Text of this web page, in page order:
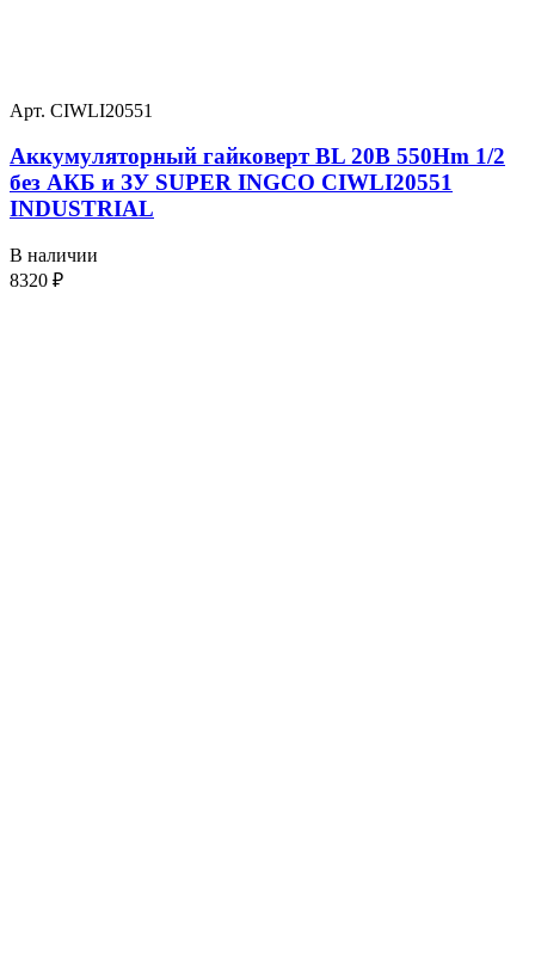
Арт. CIWLI20551
Аккумуляторный гайковерт BL 20В 550Hm 1/2
без АКБ и ЗУ SUPER INGCO CIWLI20551
INDUSTRIAL
В наличии
8320 ₽